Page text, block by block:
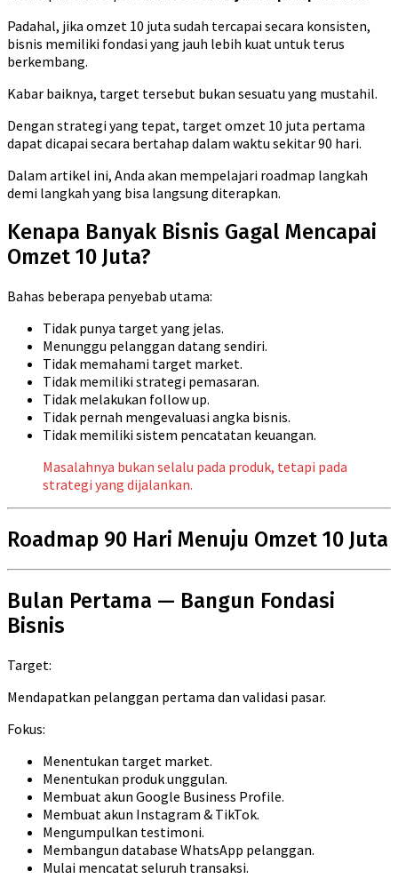
Padahal, jika omzet 10 juta sudah tercapai secara konsisten,
bisnis memiliki fondasi yang jauh lebih kuat untuk terus
berkembang.
Kabar baiknya, target tersebut bukan sesuatu yang mustahil.
Dengan strategi yang tepat, target omzet 10 juta pertama
dapat dicapai secara bertahap dalam waktu sekitar 90 hari.
Dalam artikel ini, Anda akan mempelajari roadmap langkah
demi langkah yang bisa langsung diterapkan.
Kenapa Banyak Bisnis Gagal Mencapai
Omzet 10 Juta?
Bahas beberapa penyebab utama:
Tidak punya target yang jelas.
Menunggu pelanggan datang sendiri.
Tidak memahami target market.
Tidak memiliki strategi pemasaran.
Tidak melakukan follow up.
Tidak pernah mengevaluasi angka bisnis.
Tidak memiliki sistem pencatatan keuangan.
Masalahnya bukan selalu pada produk, tetapi pada
strategi yang dijalankan.
Roadmap 90 Hari Menuju Omzet 10 Juta
Bulan Pertama — Bangun Fondasi
Bisnis
Target:
Mendapatkan pelanggan pertama dan validasi pasar.
Fokus:
Menentukan target market.
Menentukan produk unggulan.
Membuat akun Google Business Profile.
Membuat akun Instagram & TikTok.
Mengumpulkan testimoni.
Membangun database WhatsApp pelanggan.
Mulai mencatat seluruh transaksi.